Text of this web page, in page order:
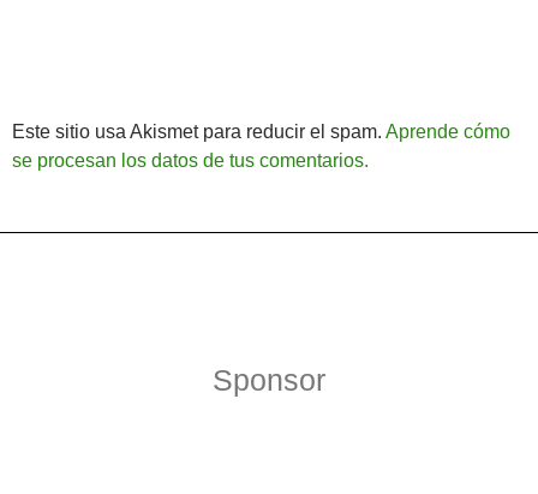
Este sitio usa Akismet para reducir el spam. Aprende cómo
se procesan los datos de tus comentarios.
Sponsor